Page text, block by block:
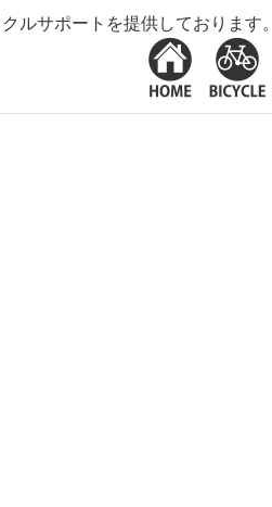
ルサポートを提供しております。